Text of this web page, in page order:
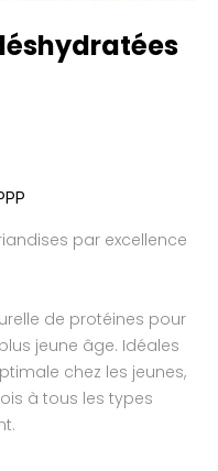
par excellence
de protéines pour
jeune âge. Idéales
chez les jeunes,
à tous les types